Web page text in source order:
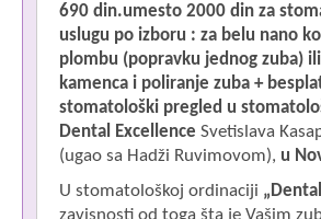
690 din.umesto 2000 din za
uslugu po izboru : za belu nano
plombu (popravku jednog zuba)
kamenca i poliranje zuba +
stomatološki pregled u
Dental Excellence Svetislava
(ugao sa Hadži Ruvimovom), u
U stomatološkoj ordinaciji „
zavisnosti od toga šta je Vašim